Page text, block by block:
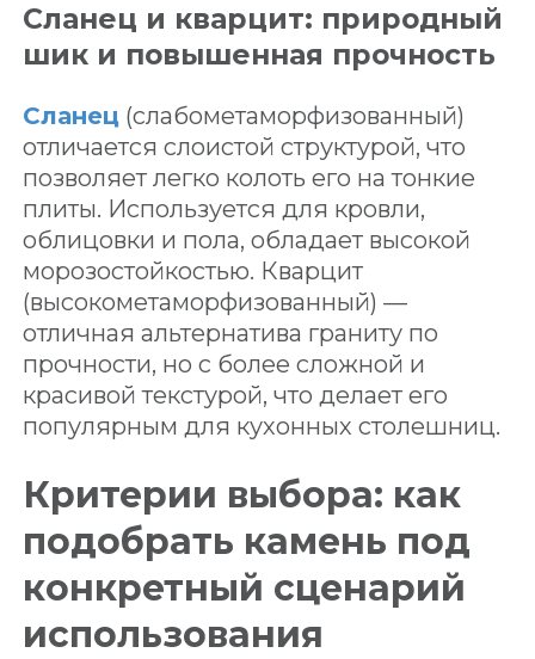
Сланец и кварцит: природный
шик и повышенная прочность
Сланец (слабометаморфизованный)
отличается слоистой структурой, что
позволяет легко колоть его на тонкие
плиты. Используется для кровли,
облицовки и пола, обладает высокой
морозостойкостью. Кварцит
(высокометаморфизованный) —
отличная альтернатива граниту по
прочности, но с более сложной и
красивой текстурой, что делает его
популярным для кухонных столешниц.
Критерии выбора: как
подобрать камень под
конкретный сценарий
использования